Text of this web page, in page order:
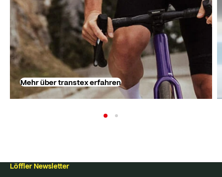
Mehr über transtex erfahren
Löffler Newsletter